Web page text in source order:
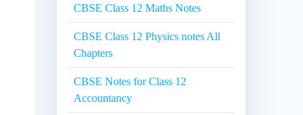
CBSE Class 12 Maths Notes
CBSE Class 12 Physics notes All
Chapters
CBSE Notes for Class 12
Accountancy